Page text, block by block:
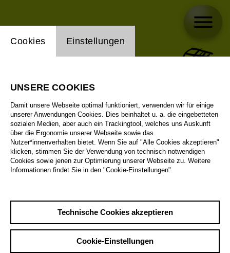
Einstellung Website Cookie
Cookies Einstellungen
UNSERE COOKIES
Damit unsere Webseite optimal funktioniert, verwenden wir für einige
unserer Anwendungen Cookies. Dies beinhaltet u. a. die eingebetteten
sozialen Medien, aber auch ein Trackingtool, welches uns Auskunft
über die Ergonomie unserer Webseite sowie das
Nutzer*innenverhalten bietet. Wenn Sie auf "Alle Cookies akzeptieren"
klicken, stimmen Sie der Verwendung von technisch notwendigen
Cookies sowie jenen zur Optimierung unserer Webseite zu. Weitere
Informationen findet Sie in den "Cookie-Einstellungen".
Technische Cookies akzeptieren
Cookie-Einstellungen